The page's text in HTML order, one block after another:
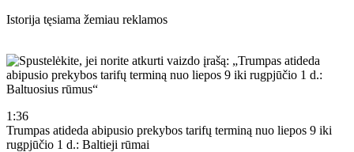
Istorija tęsiama žemiau reklamos
1:36
Trumpas atideda abipusio prekybos tarifų terminą nuo liepos 9 iki
rugpjūčio 1 d.: Baltieji rūmai